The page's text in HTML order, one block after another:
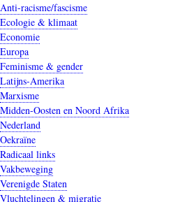
Anti-racisme/fascisme
Ecologie & klimaat
Economie
Europa
Feminisme & gender
Latijns-Amerika
Marxisme
Midden-Oosten en Noord Afrika
Nederland
Oekraïne
Radicaal links
Vakbeweging
Verenigde Staten
Vluchtelingen & migratie